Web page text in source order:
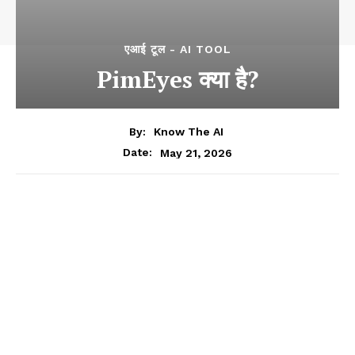
एआई टूल - AI TOOL
PimEyes क्या है?
By:
Know The AI
Date:
May 21, 2026